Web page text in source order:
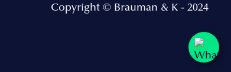
Copyright © Brauman & K - 2024